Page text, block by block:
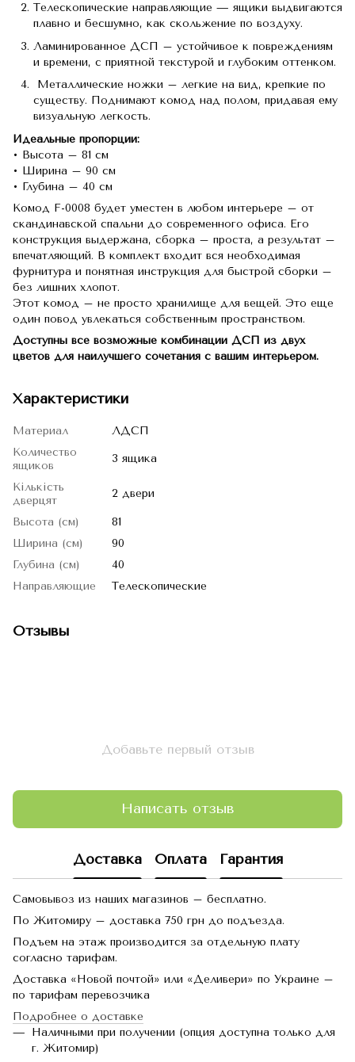
Телескопические направляющие — ящики выдвигаются
плавно и бесшумно, как скольжение по воздуху.
Ламинированное ДСП – устойчивое к повреждениям
и времени, с приятной текстурой и глубоким оттенком.
Металлические ножки – легкие на вид, крепкие по
существу. Поднимают комод над полом, придавая ему
визуальную легкость.
Идеальные пропорции:
• Высота – 81 см
• Ширина – 90 см
• Глубина – 40 см
Комод F-0008 будет уместен в любом интерьере – от
скандинавской спальни до современного офиса. Его
конструкция выдержана, сборка – проста, а результат –
впечатляющий. В комплект входит вся необходимая
фурнитура и понятная инструкция для быстрой сборки –
без лишних хлопот.
Этот комод – не просто хранилище для вещей. Это еще
один повод увлекаться собственным пространством.
Доступны все возможные комбинации ДСП из двух
цветов для наилучшего сочетания с вашим интерьером.
Характеристики
Материал
ЛДСП
Количество
ящиков
3 ящика
Кількість
дверцят
2 двери
Высота (см)
81
Ширина (см)
90
Глубина (см)
40
Направляющие
Телескопические
Отзывы
Добавьте первый отзыв
Написать отзыв
Доставка Оплата Гарантия
Самовывоз из наших магазинов – бесплатно.
По Житомиру – доставка 750 грн до подъезда.
Подъем на этаж производится за отдельную плату
согласно тарифам.
Доставка «Новой почтой» или «Деливери» по Украине –
по тарифам перевозчика
Подробнее о доставке
Наличными при получении (опция доступна только для
г. Житомир)